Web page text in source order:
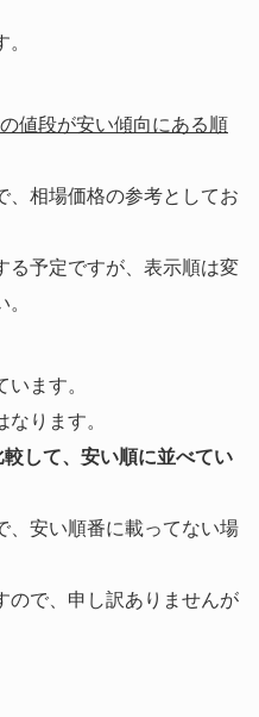
値段が安い傾向にある順
、相場価格の参考としてお
る予定ですが、表示順は変
ます。
ります。
して、安い順に並べてい
、安い順番に載ってない場
ので、申し訳ありませんが